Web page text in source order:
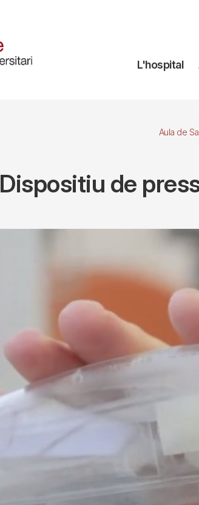
L'hospital
Aula de
Dispositiu de